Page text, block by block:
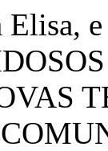
Elisa,